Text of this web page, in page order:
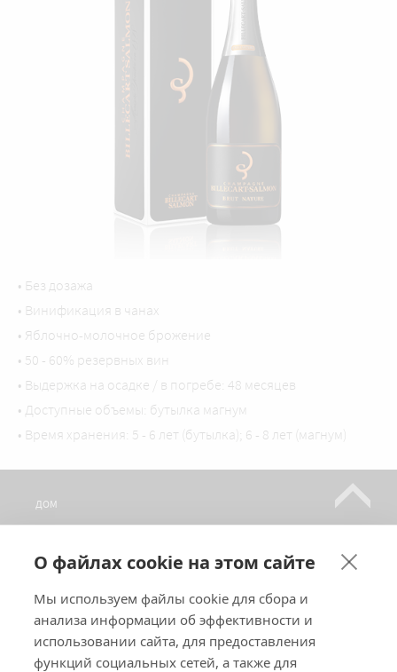
О файлах cookie на этом сайте
Мы используем файлы cookie для сбора и
анализа информации об эффективности и
использовании сайта, для предоставления
функций социальных сетей, а также для
• Без дозажа
• Винификация в чанах
• Яблочно-молочное брожение
• 50 - 60% резервных вин
• Выдержка на осадке / в погребе: 48 месяцев
• Доступные объемы: бутылка магнум
• Время хранения: 5 - 6 лет (бутылка); 6 - 8 лет (магнум)
ДОМ
ГДЕ НАС НАЙТИ?
ПОДПИШИТЕСЬ НА НАШИ НОВОСТИ